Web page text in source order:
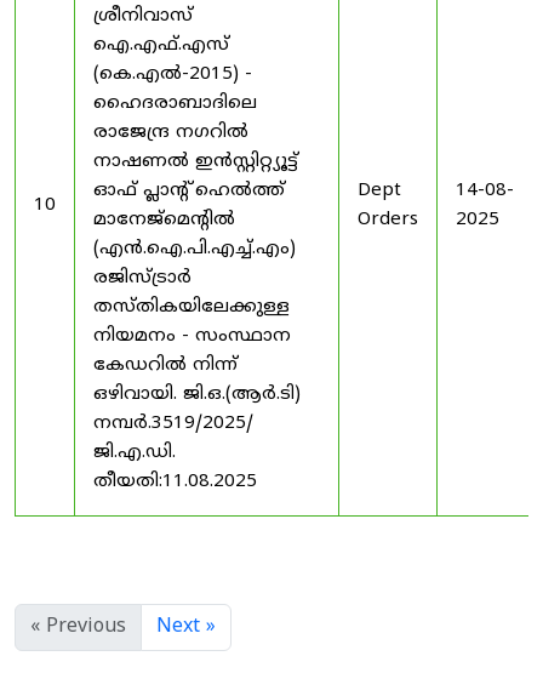
10
ശ്രീനിവാസ്
ഐ.എഫ്.എസ്
(കെ.എൽ-2015) -
ഹൈദരാബാദിലെ
രാജേന്ദ്ര നഗറിൽ
നാഷണൽ ഇൻസ്റ്റിറ്റ്യൂട്ട്
ഓഫ് പ്ലാന്റ് ഹെൽത്ത്
മാനേജ്‌മെന്റിൽ
(എൻ.ഐ.പി.എച്ച്.എം)
രജിസ്ട്രാർ
തസ്തികയിലേക്കുള്ള
നിയമനം - സംസ്ഥാന
കേഡറിൽ നിന്ന്
ഒഴിവായി. ജി.ഒ.(ആർ.ടി)
നമ്പർ.3519/2025/
ജി.എ.ഡി.
തീയതി:11.08.2025
Dept
Orders
14-08-
2025
« Previous Next »